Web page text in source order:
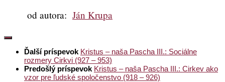
od autora: Ján Krupa
Ďalší príspevok Kristus – naša Pascha III.: Sociálne
rozmery Cirkvi (927 – 953)
Predošlý príspevok Kristus – naša Pascha III.: Cirkev ako
vzor pre ľudské spoločenstvo (918 – 926)